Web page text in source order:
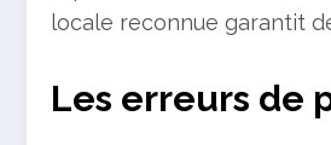
locale reconnue garantit
Les erreurs de